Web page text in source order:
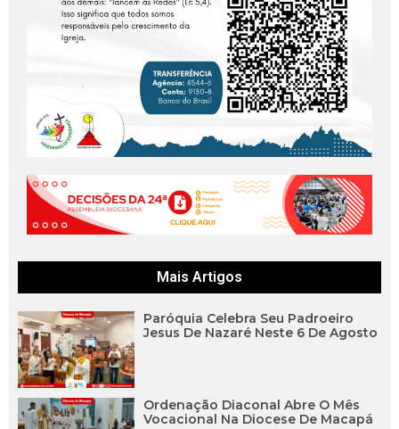
Mais Artigos
Paróquia Celebra Seu Padroeiro
Jesus De Nazaré Neste 6 De Agosto
Ordenação Diaconal Abre O Mês
Vocacional Na Diocese De Macapá